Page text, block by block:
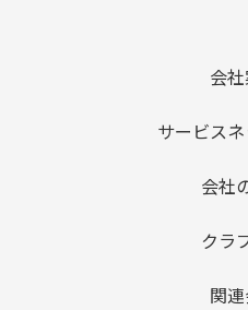
会
サービス
会社
クラ
関